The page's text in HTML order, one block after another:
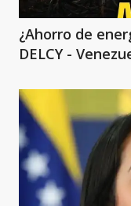
¿Ahorro de
DELCY -